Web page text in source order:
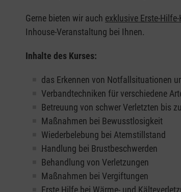
Gerne bieten wir auch exklusive Erste-
Inhouse-Veranstaltung bei Ihnen.
Inhalte des Kurses:
das Erkennen von Notfallsituationen
Verbandtechniken für verschiedene
Betreuung von schwer Verletzten bis
Maßnahmen bei Bewusstlosigkeit
Wiederbelebung bei Atemstillstand
Handlung bei Brustbeschwerden
Behandlung von Verletzungen
Maßnahmen bei Vergiftungen
Erste Hilfe bei Wärme- und